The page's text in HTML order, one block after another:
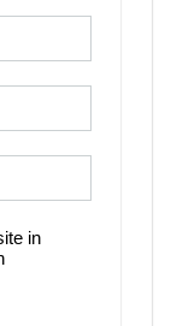
in